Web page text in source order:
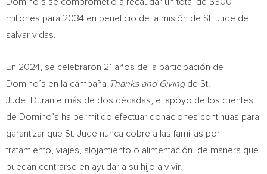
millones para 2034 en beneficio de la misión de St. Jude de
salvar vidas.
En 2024, se celebraron 21 años de la participación de
Domino’s en la campaña Thanks and Givingde St.
Jude. Durante más de dos décadas, el apoyo de los clientes
de Domino’s ha permitido efectuar donaciones continuas para
garantizar que St. Jude nunca cobre a las familias por
tratamiento, viajes, alojamiento o alimentación, de manera que
puedan centrarse en ayudar a su hijo a vivir.